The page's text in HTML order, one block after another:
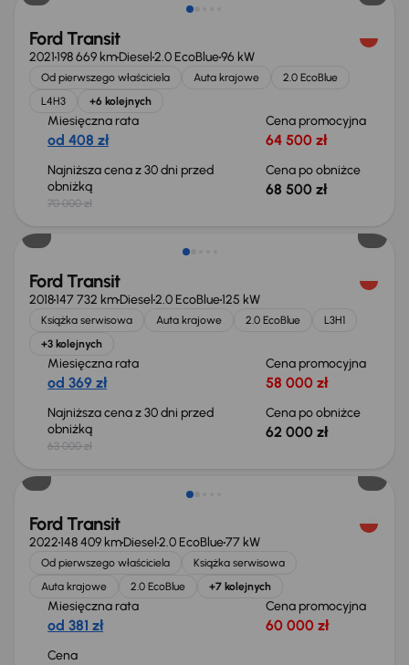
Ford Transit
2021198 669 kmDiesel2.0 EcoBlue96 kW
Od pierwszego właściciela Auta krajowe
2.0 EcoBlue
L4H3
+6 kolejnych
Miesięczna rata
od 408 zł
Cena promocyjna
64 500 zł
Najniższa cena z 30 dni przed
obniżką
70 000 zł
Cena po obniżce
68 500 zł
Taniej o 1 000 zł
Ford Transit
2018147 732 kmDiesel2.0 EcoBlue125 kW
Książka serwisowa Auta krajowe 2.0 EcoBlue
L3H1
+3 kolejnych
Miesięczna rata
od 369 zł
Cena promocyjna
58 000 zł
Najniższa cena z 30 dni przed
obniżką
63 000 zł
Cena po obniżce
62 000 zł
Możliwość odliczenia VAT
Ford Transit
2022148 409 kmDiesel2.0 EcoBlue77 kW
Od pierwszego właściciela
Książka serwisowa
Auta krajowe
2.0 EcoBlue +7 kolejnych
Miesięczna rata
od 381 zł
Cena promocyjna
60 000 zł
Cena